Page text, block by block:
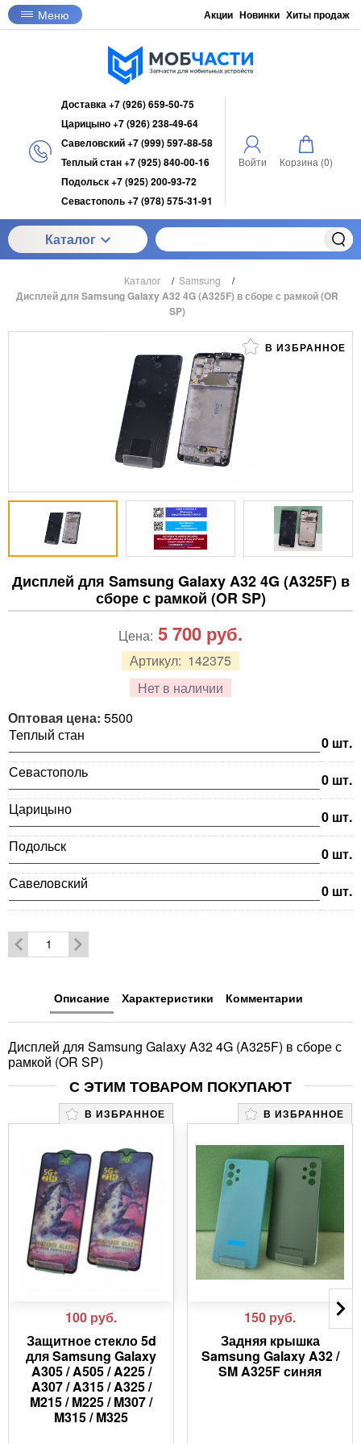
Меню Акции Новинки Хиты продаж
Доставка +7 (926) 659-50-75
Царицыно +7 (926) 238-49-64
Савеловский +7 (999) 597-88-58
Теплый стан +7 (925) 840-00-16
Подольск +7 (925) 200-93-72
Севастополь +7 (978) 575-31-91
Войти Корзина (0)
Каталог
Каталог / Samsung /
Дисплей для Samsung Galaxy A32 4G (A325F) в сборе с рамкой (OR
SP)
В ИЗБРАННОЕ
Дисплей для Samsung Galaxy A32 4G (A325F) в
сборе с рамкой (OR SP)
Артикул: 142375
Нет в наличии
Цена: 5 700 руб.
Оптовая цена: 5500
Теплый стан
0 шт.
Севастополь
0 шт.
Царицыно
0 шт.
Подольск
0 шт.
Савеловский
0 шт.
Описание Характеристики Комментарии
Дисплей для Samsung Galaxy A32 4G (A325F) в сборе с
рамкой (OR SP)
С ЭТИМ ТОВАРОМ ПОКУПАЮТ
В ИЗБРАННОЕ
100 руб.
Защитное стекло 5d
для Samsung Galaxy
A305 / A505 / A225 /
A307 / A315 / A325 /
M215 / M225 / M307 /
M315 / M325
В ИЗБРАННОЕ
150 руб.
Задняя крышка
Samsung Galaxy A32 /
SM A325F синяя